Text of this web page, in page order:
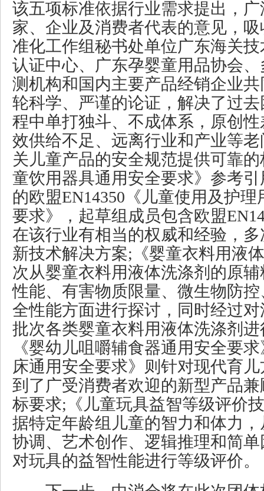
该五项标准依据行业需求提出，
家、企业及消费者代表的意见，
准化工作组秘书处单位广东海关
认证中心、广东孕婴童用品协会
测机构和国内主要产品经销企业
轮科学、严谨的论证，解决了过
程中单打独斗、不成体系，原创
效供给不足、远离行业和产业等
关儿童产品的安全规范提供可靠
童饮用器具通用安全要求》参考引
的欧盟EN14350《儿童使用及护
要求》，起草组成员包含欧盟
在该行业有相当的权威和经验，
新技术解决方案;《婴童衣料用液
次从婴童衣料用液体洗涤剂的原
性能、有害物质限量、微生物防
全性能方面进行探讨，同时经过
批次各类婴童衣料用液体洗涤剂
《婴幼儿咀嚼辅食器通用安全要
床通用安全要求》则针对现代育
到了广受消费者欢迎的新型产品
标要求;《儿童玩具益智等级评价
据特定年龄组儿童的智力和体力
协调、艺术创作、逻辑推理和简
对玩具的益智性能进行等级评价。